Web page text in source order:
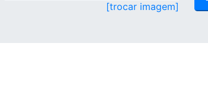
[trocar imagem]